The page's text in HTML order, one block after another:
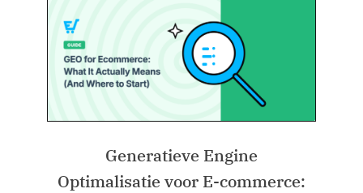
Generatieve Engine
Optimalisatie voor E-commerce: